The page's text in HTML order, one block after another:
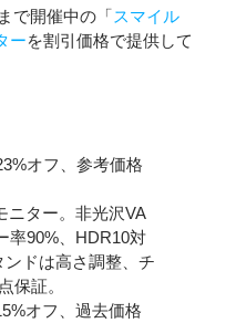
で開催中の「スマイル
ーを割引価格で提供して
オフ、参考価格
ニター。非光沢VA
率90%、HDR10対
ドは高さ調整、チ
保証。
オフ、過去価格